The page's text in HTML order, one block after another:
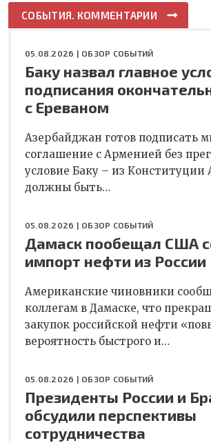
СОБЫТИЯ. КОММЕНТАРИИ
05.08.2026 | ОБЗОР СОБЫТИЙ
Баку назвал главное
подписания
с Ереваном
Азербайджан готов подписать
соглашение с Арменией без
условие Баку – из Конституции
должны быть…
05.08.2026 | ОБЗОР СОБЫТИЙ
Дамаск пообещал США
импорт нефти из России
Американские чиновники
коллегам в Дамаске, что
закупок российской нефти
вероятность быстрого и…
05.08.2026 | ОБЗОР СОБЫТИЙ
Президенты России и
обсудили перспективы
сотрудничества